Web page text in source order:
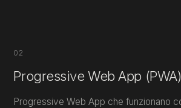
02
Progressive Web App (PWA)
Progressive Web App che funzionano